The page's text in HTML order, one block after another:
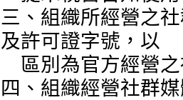
三、組織所經營之
及許可證字號，以
四、組織經營社群